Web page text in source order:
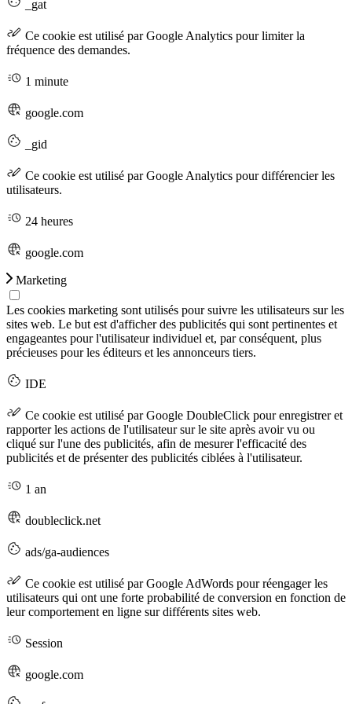
_gat
Ce cookie est utilisé par Google Analytics pour limiter la
fréquence des demandes.
1 minute
google.com
_gid
Ce cookie est utilisé par Google Analytics pour différencier les
utilisateurs.
24 heures
google.com
Marketing
Les cookies marketing sont utilisés pour suivre les utilisateurs sur les
sites web. Le but est d'afficher des publicités qui sont pertinentes et
engageantes pour l'utilisateur individuel et, par conséquent, plus
précieuses pour les éditeurs et les annonceurs tiers.
IDE
Ce cookie est utilisé par Google DoubleClick pour enregistrer et
rapporter les actions de l'utilisateur sur le site après avoir vu ou
cliqué sur l'une des publicités, afin de mesurer l'efficacité des
publicités et de présenter des publicités ciblées à l'utilisateur.
1 an
doubleclick.net
ads/ga-audiences
Ce cookie est utilisé par Google AdWords pour réengager les
utilisateurs qui ont une forte probabilité de conversion en fonction de
leur comportement en ligne sur différents sites web.
Session
google.com